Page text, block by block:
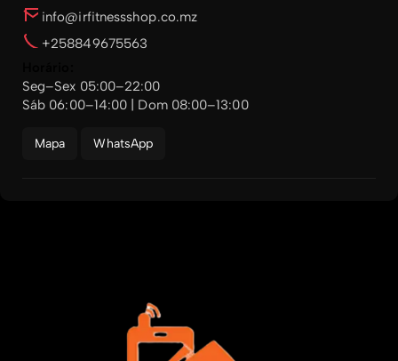
info@irfitnessshop.co.mz
+258849675563
Seg–Sex 05:00–22:00
Sáb 06:00–14:00 | Dom 08:00–13:00
Mapa WhatsApp